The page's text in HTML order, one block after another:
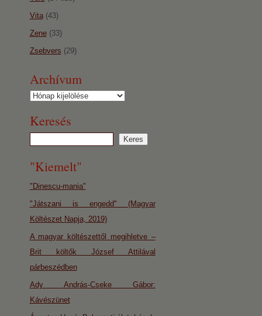
Vita(43)
Zene(33)
Zsebvers (29)
Archívum
Archívum
Keresés
"Kiemelt"
"Dinescu-mania"
"Játszani is engedd" (Magyar
Költészet Napja, 2019)
A magyar költészettől megihletve –
Brit költők József Attilával
párbeszédben
Ady András-Cseke Gábor:
Kávészünet